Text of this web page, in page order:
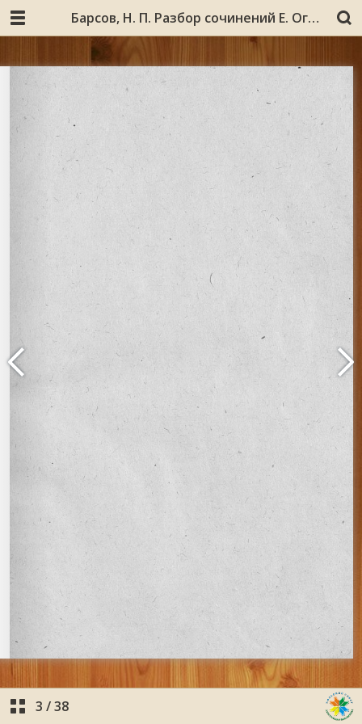
Барсов, Н. П. Разбор сочинений Е. Огородникова: «Мурманский и Терский берега по книге Большого чертежа». СПб., 1869, и «Прибрежья Ледовитого и Белого морей по книге Большого чертежа». СПб., 1877 г./ сост. Н. П. Барсов. [Санкт-Петербург] : типография Имп. Акад. наук, 1879. 29 с. Без тит. л. и обл. Отт. из: Отчет о 21-м присуждении наград графа Уварова. СПб., 1880. С. 38-66.
3 /38